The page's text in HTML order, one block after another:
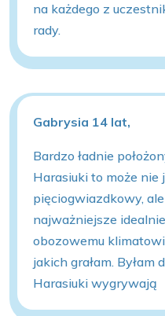
na każdego z
rady.
Gabrysia 14 lat,
Bardzo ładnie
Harasiuki to może nie
pięciogwiazdkowy,
najważniejsze
obozowemu
jakich grałam. Byłam
Harasiuki wygrywają